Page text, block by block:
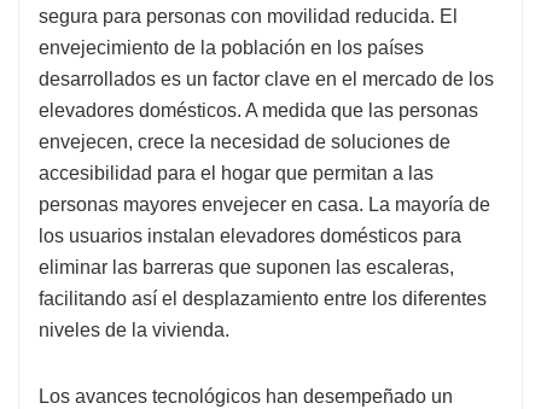
segura para personas con movilidad reducida. El
envejecimiento de la población en los países
desarrollados es un factor clave en el mercado de los
elevadores domésticos. A medida que las personas
envejecen, crece la necesidad de soluciones de
accesibilidad para el hogar que permitan a las
personas mayores envejecer en casa. La mayoría de
los usuarios instalan elevadores domésticos para
eliminar las barreras que suponen las escaleras,
facilitando así el desplazamiento entre los diferentes
niveles de la vivienda.
Los avances tecnológicos han desempeñado un